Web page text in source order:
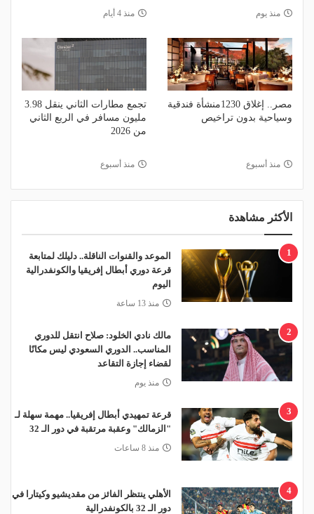
منذ يوم منذ 4 أيام
مصر.. إغلاق 1230منشأة فندقية
وسياحية بدون تراخيص
منذ أسبوع
تجمع مطارات الثاني ينقل 3.98
مليون مسافر في الربع الثاني
من 2026
منذ أسبوع
الأكثر مشاهدة
1
الموعد والقنوات الناقلة.. دليلك لمتابعة
قرعة دوري أبطال إفريقيا والكونفدرالية
اليوم
منذ 13 ساعة
2
مالك نادي الخلود: صلاح انتقل للدوري
المناسب.. الدوري السعودي ليس مكانًا
لقضاء إجازة التقاعد
منذ يوم
3
قرعة تمهيدي أبطال إفريقيا.. مهمة سهلة لـ
"الزمالك" وعقبة مرتقبة في دور الـ 32
منذ 8 ساعات
4
الأهلي ينتظر الفائز من مقديشيو وكيتارا في
دور الـ 32 بالكونفدرالية